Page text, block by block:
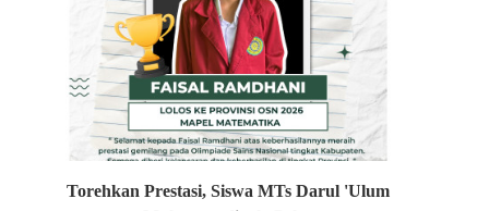
Torehkan Prestasi, Siswa MTs Darul 'Ulum